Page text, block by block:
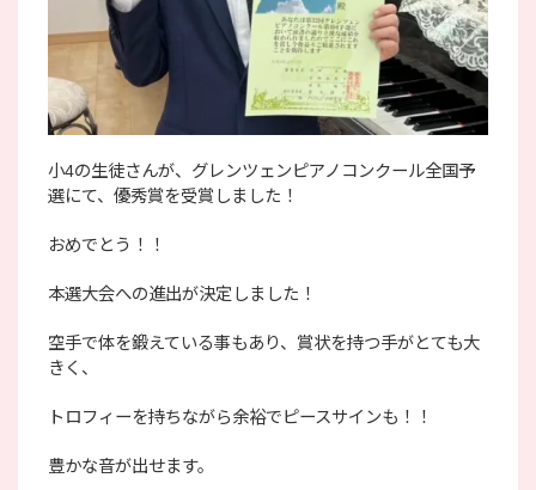
小4の生徒さんが、グレンツェンピアノコンクール全国予
選にて、優秀賞を受賞しました！
おめでとう！！
本選大会への進出が決定しました！
空手で体を鍛えている事もあり、賞状を持つ手がとても大
きく、
トロフィーを持ちながら余裕でピースサインも！！
豊かな音が出せます。